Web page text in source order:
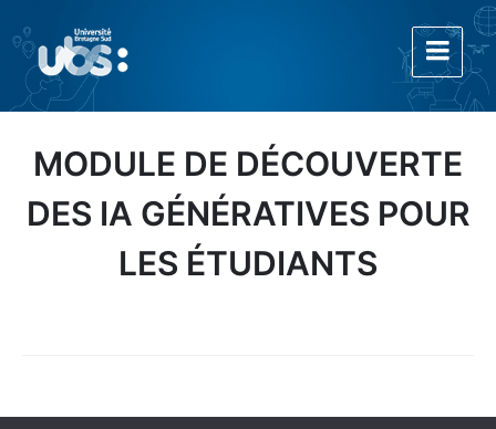
contenu
navigation
principale
footer
MODULE DE DÉCOUVERTE
DES IA GÉNÉRATIVES POUR
LES ÉTUDIANTS